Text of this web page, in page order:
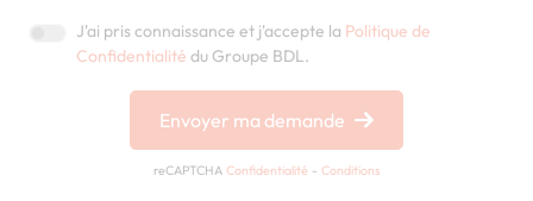
J'ai pris connaissance et j'accepte la Politique de
Confidentialité du Groupe BDL.
Envoyer ma demande
reCAPTCHA Confidentialité - Conditions